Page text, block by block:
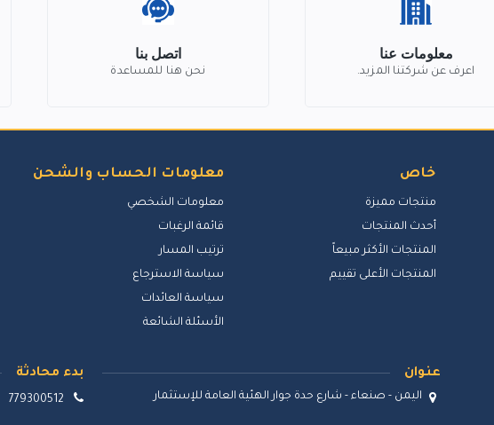
معلومات عنا
اعرف عن شركتنا المزيد.
اتصل بنا
نحن هنا للمساعدة
خاص
منتجات مميزة
أحدث المنتجات
المنتجات الأكثر مبيعاً
المنتجات الأعلى تقييم
معلومات الحساب والشحن
معلومات الشخصي
قائمة الرغبات
ترتيب المسار
سياسة الاسترجاع
سياسة العائدات
الأسئلة الشائعة
بدء محادثة
779300512
عنوان
اليمن - صنعاء - شارع حدة جوار الهئية العامة للإستثمار